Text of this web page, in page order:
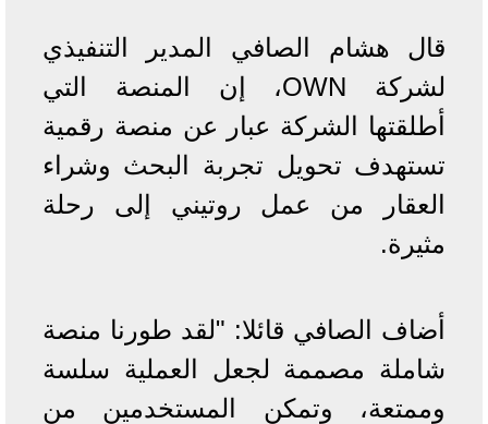
قال هشام الصافي المدير التنفيذي
لشركة OWN، إن المنصة التي
أطلقتها الشركة عبار عن منصة رقمية
تستهدف تحويل تجربة البحث وشراء
العقار من عمل روتيني إلى رحلة
مثيرة.
أضاف الصافي قائلا: "لقد طورنا منصة
شاملة مصممة لجعل العملية سلسة
وممتعة، وتمكن المستخدمين من